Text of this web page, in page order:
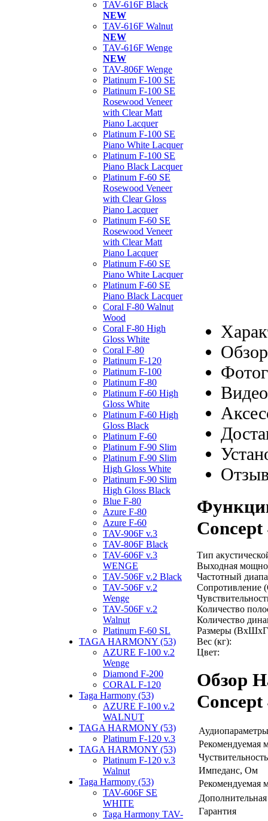
TAV-616F Black
NEW
TAV-616F Walnut
NEW
TAV-616F Wenge
NEW
TAV-806F Wenge
Platinum F-100 SE
Platinum F-100 SE
Rosewood Veneer
with Clear Matt
Piano Lacquer
Platinum F-100 SE
Piano White Lacquer
Platinum F-100 SE
Piano Black Lacquer
Platinum F-60 SE
Rosewood Veneer
with Clear Gloss
Piano Lacquer
Platinum F-60 SE
Rosewood Veneer
with Clear Matt
Piano Lacquer
Platinum F-60 SE
Piano White Lacquer
Platinum F-60 SE
Piano Black Lacquer
Coral F-80 Walnut
Wood
Coral F-80 High
Gloss White
Coral F-80
Platinum F-120
Platinum F-100
Platinum F-80
Platinum F-60 High
Gloss White
Platinum F-60 High
Gloss Black
Platinum F-60
Platinum F-90 Slim
Platinum F-90 Slim
High Gloss White
Platinum F-90 Slim
High Gloss Black
Blue F-80
Azure F-80
Azure F-60
TAV-906F v.3
TAV-806F Black
TAV-606F v.3
WENGE
TAV-506F v.2 Black
TAV-506F v.2
Wenge
TAV-506F v.2
Walnut
Platinum F-60 SL
TAGA HARMONY (53)
AZURE F-100 v.2
Wenge
Diamond F-200
CORAL F-120
Taga Harmony (53)
AZURE F-100 v.2
WALNUT
TAGA HARMONY (53)
Platinum F-120 v.3
TAGA HARMONY (53)
Platinum F-120 v.3
Walnut
Taga Harmony (53)
TAV-606F SE
WHITE
Taga Harmony TAV-
Обзор
Видео
Тип
Выходная
Частотный
Сопротивление
Количество
Количество
Размеры
Вес (кг):
Цвет:
Обзор
Аудиопараметры
Рекомендуемая
Импеданс, Ом
Рекомендуемая
Гарантия